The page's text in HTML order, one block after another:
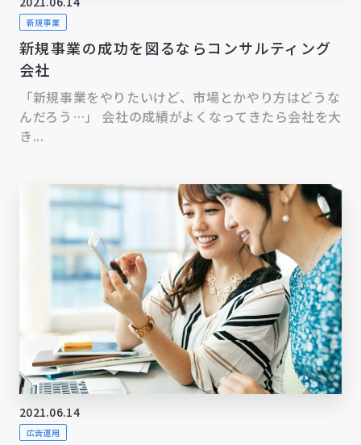
新規事業
新規事業の成功を図るならコンサルティング
会社
「新規事業をやりたいけど、市場とかやり方はどうな
んだろう…」 会社の成績がよくなってきたら会社を大
き...
2021.06.14
広告運用